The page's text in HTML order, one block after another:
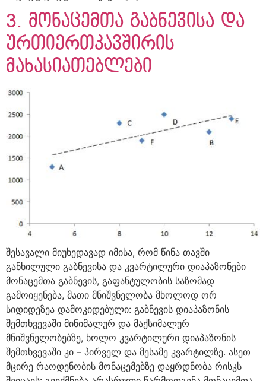
3. მონაცემთა გაბნევისა და
ურთიერთკავშირის
მახასიათებლები
შესავალი მიუხედავად იმისა, რომ წინა თავში
განხილული გაბნევისა და კვარტილური დიაპაზონები
მონაცემთა გაბნევის, გაფანტულობის საზომად
გამოიყენება, მათი მნიშვნელობა მხოლოდ ორ
სიდიდეზეა დამოკიდებული: გაბნევის დიაპაზონის
შემთხვევაში მინიმალურ და მაქსიმალურ
მნიშვნელობებზე, ხოლო კვარტილური დიაპაზონის
შემთხვევაში კი – პირველ და მესამე კვარტილზე. ასეთ
მცირე რაოდენობის მონაცემებზე დაყრდნობა რისკს